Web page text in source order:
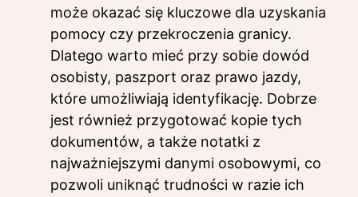
może okazać się kluczowe dla uzyskania
pomocy czy przekroczenia granicy.
Dlatego warto mieć przy sobie dowód
osobisty, paszport oraz prawo jazdy,
które umożliwiają identyfikację. Dobrze
jest również przygotować kopie tych
dokumentów, a także notatki z
najważniejszymi danymi osobowymi, co
pozwoli uniknąć trudności w razie ich